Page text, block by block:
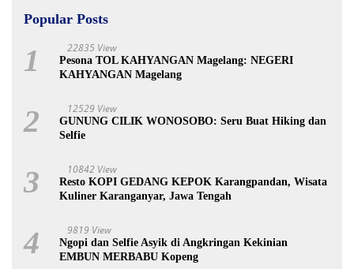
Popular Posts
1 22835 View
Pesona TOL KAHYANGAN Magelang: NEGERI
KAHYANGAN Magelang
2 12529 View
GUNUNG CILIK WONOSOBO: Seru Buat Hiking dan
Selfie
3 10842 View
Resto KOPI GEDANG KEPOK Karangpandan, Wisata
Kuliner Karanganyar, Jawa Tengah
4 9819 View
Ngopi dan Selfie Asyik di Angkringan Kekinian
EMBUN MERBABU Kopeng